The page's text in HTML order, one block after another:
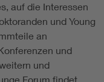
auf die Interessen
und Young
an
und
und
Forum findet